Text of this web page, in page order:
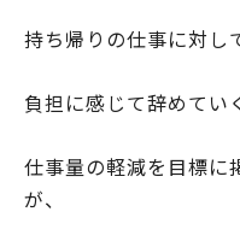
持ち帰りの仕事に対し
負担に感じて辞めてい
仕事量の軽減を目標に
が、